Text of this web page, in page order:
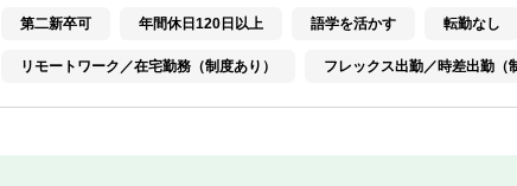
第二新卒可 年間休日120日以上 語学を活かす 転勤なし
リモートワーク／在宅勤務（制度あり） フレックス出勤／時差出勤（